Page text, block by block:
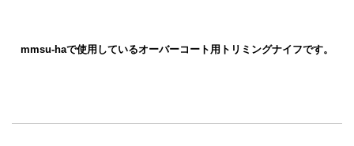
mmsu-haで使用しているオーバーコート用トリミングナイフです。